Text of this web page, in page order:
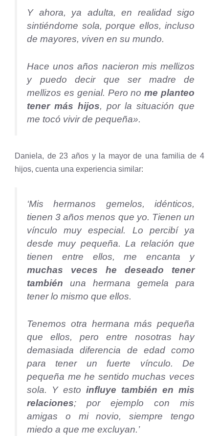
Y ahora, ya adulta, en realidad sigo
sintiéndome sola, porque ellos, incluso
de mayores, viven en su mundo.
Hace unos años nacieron mis mellizos
y puedo decir que ser madre de
mellizos es genial. Pero nome planteo
tener más hijos, por la situación que
me tocó vivir de pequeña».
Daniela, de 23 años y la mayor de una familia de 4
hijos, cuenta una experiencia similar:
‘Mis hermanos gemelos, idénticos,
tienen 3 años menos que yo. Tienen un
vínculo muy especial. Lo percibí ya
desde muy pequeña. La relación que
tienen entre ellos, me encanta y
muchas veces he deseado tener
también una hermana gemela para
tener lo mismo que ellos.
Tenemos otra hermana más pequeña
que ellos, pero entre nosotras hay
demasiada diferencia de edad como
para tener un fuerte vínculo. De
pequeña me he sentido muchas veces
sola. Y esto influye también en mis
relaciones; por ejemplo con mis
amigas o mi novio, siempre tengo
miedo a que me excluyan.’